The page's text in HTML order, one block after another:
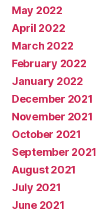
May 2022
April 2022
March 2022
February 2022
January 2022
December 2021
November 2021
October 2021
September 2021
August 2021
July 2021
June 2021